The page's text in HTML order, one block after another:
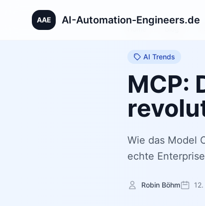
AAE AI-Automation-Engineers.de
AI Trends
MCP:
Wie das Model
echte
Robin Böhm